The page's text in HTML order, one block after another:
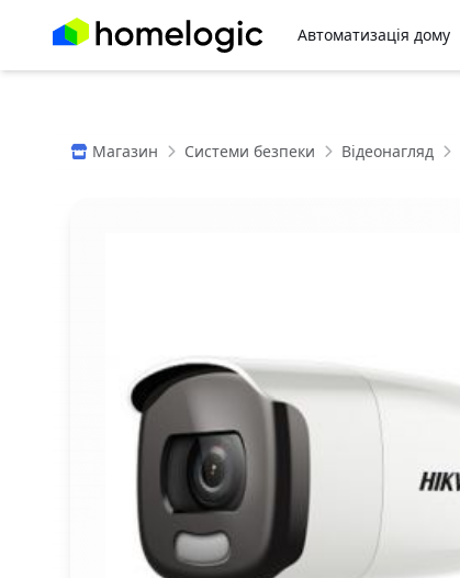
Автоматизація дому
Магазин Системи безпеки Відеонагляд